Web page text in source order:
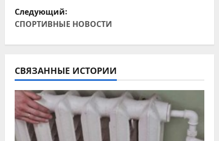
в
а
ц
и
Следующий:
СПОРТИВНЫЕ НОВОСТИ
СВЯЗАННЫЕ ИСТОРИИ